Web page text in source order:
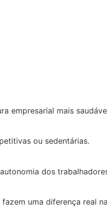
empresarial mais
ou sedentárias.
dos
uma diferença real